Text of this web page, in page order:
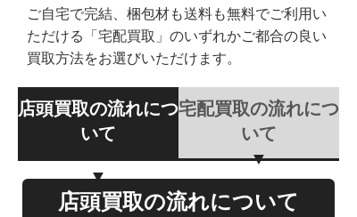
ご自宅で完結、梱包材も送料も無料でご利用い
ただける「宅配買取」のいずれかご都合の良い
買取方法をお選びいただけます。
店頭買取の流れにつ
いて
宅配買取の流れにつ
いて
店頭買取の流れについて